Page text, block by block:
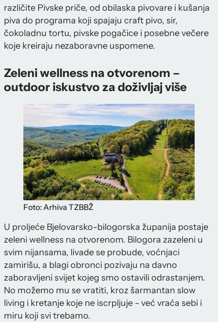
različite Pivske priče, od obilaska pivovare i kušanja
piva do programa koji spajaju craft pivo, sir,
čokoladnu tortu, pivske pogačice i posebne večere
koje kreiraju nezaboravne uspomene.
Zeleni wellness na otvorenom –
outdoor iskustvo za doživljaj više
Foto: Arhiva TZBBŽ
U proljeće Bjelovarsko-bilogorska županija postaje
zeleni wellness na otvorenom. Bilogora zazeleni u
svim nijansama, livade se probude, voćnjaci
zamirišu, a blagi obronci pozivaju na davno
zaboravljeni svijet kojeg smo ostavili odrastanjem.
No možemo mu se vratiti, kroz šarmantan slow
living i kretanje koje ne iscrpljuje - već vraća sebi i
miru koji svi trebamo.